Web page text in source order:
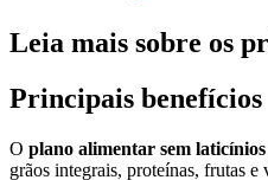
Leia mais sobre os
Principais benefícios
O plano alimentar sem
grãos integrais, proteínas, frutas